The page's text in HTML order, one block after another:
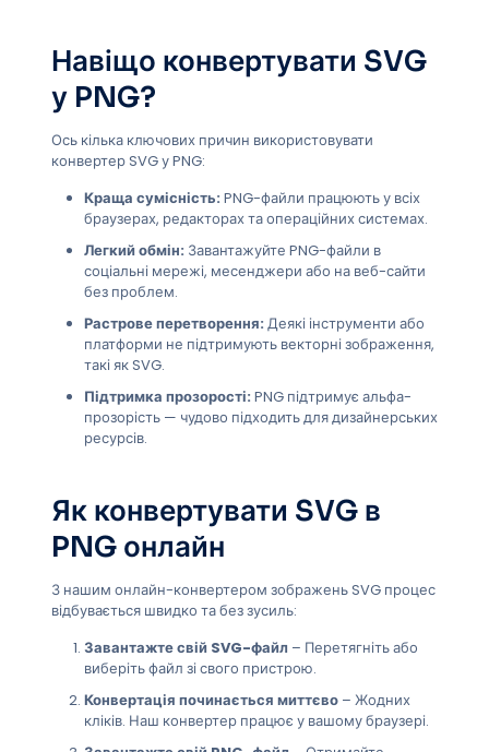
Навіщо конвертувати SVG
у PNG?
Ось кілька ключових причин використовувати
конвертер SVG у PNG:
Краща сумісність: PNG-файли працюють у всіх
браузерах, редакторах та операційних системах.
Легкий обмін: Завантажуйте PNG-файли в
соціальні мережі, месенджери або на веб-сайти
без проблем.
Растрове перетворення: Деякі інструменти або
платформи не підтримують векторні зображення,
такі як SVG.
Підтримка прозорості: PNG підтримує альфа-
прозорість — чудово підходить для дизайнерських
ресурсів.
Як конвертувати SVG в
PNG онлайн
З нашим онлайн-конвертером зображень SVG процес
відбувається швидко та без зусиль:
Завантажте свій SVG-файл – Перетягніть або
виберіть файл зі свого пристрою.
Конвертація починається миттєво– Жодних
кліків. Наш конвертер працює у вашому браузері.